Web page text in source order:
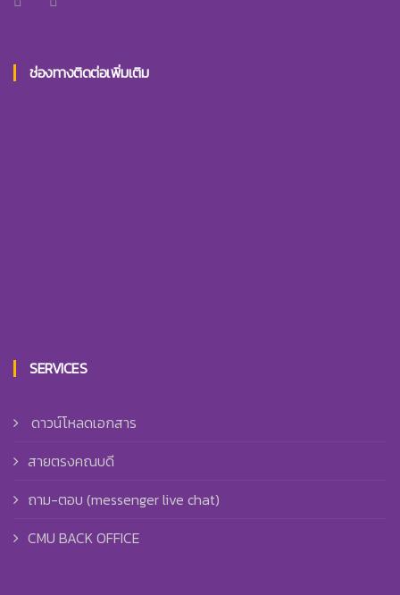
ช่องทางติดต่อเพิ่มเติม
SERVICES
ดาวน์โหลดเอกสาร
สายตรงคณบดี
ถาม-ตอบ (messenger live chat)
CMU BACK OFFICE